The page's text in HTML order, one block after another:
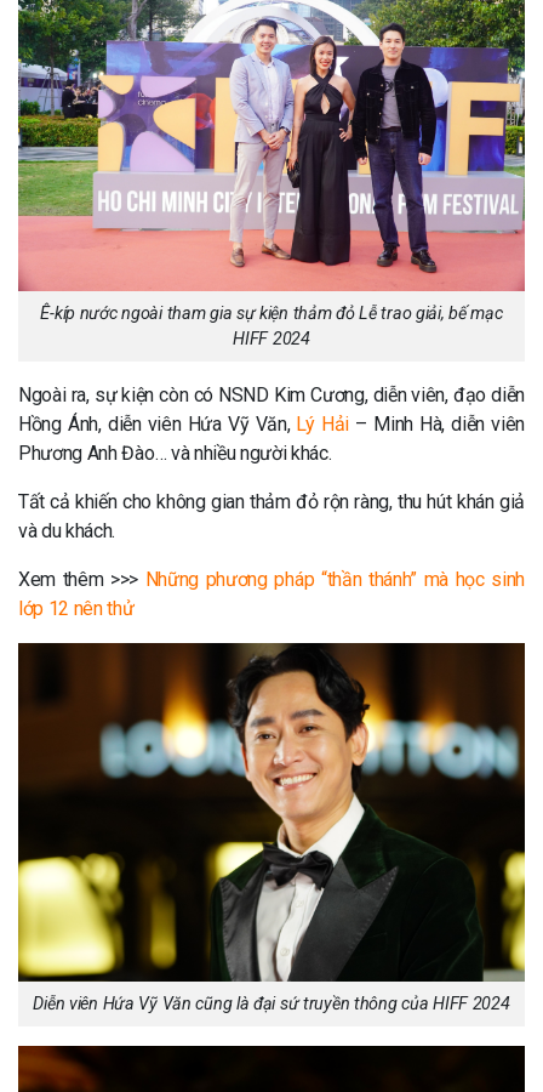
Ê-kíp nước ngoài tham gia sự kiện thảm đỏ Lễ trao giải, bế mạc
HIFF 2024
Ngoài ra, sự kiện còn có NSND Kim Cương, diễn viên, đạo diễn
Hồng Ánh, diễn viên Hứa Vỹ Văn, Lý Hải – Minh Hà, diễn viên
Phương Anh Đào… và nhiều người khác.
Tất cả khiến cho không gian thảm đỏ rộn ràng, thu hút khán giả
và du khách.
Xem thêm >>> Những phương pháp “thần thánh” mà học sinh
lớp 12 nên thử
Diễn viên Hứa Vỹ Văn cũng là đại sứ truyền thông của HIFF 2024